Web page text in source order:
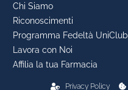
Chi Siamo
Riconoscimenti
Programma Fedeltà UniClub
Lavora con Noi
Affilia la tua Farmacia
Privacy Policy